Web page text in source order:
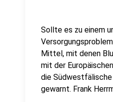
Sollte es zu einem
Mittel, mit denen
mit der
die
gewarnt. Frank